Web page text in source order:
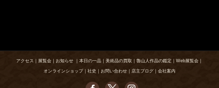
アクセス ｜ 展覧会 ｜ お知らせ ｜ 本日の一品 ｜ 美術品の買取 ｜ 魯山人作品の鑑定 ｜ Web展覧会 ｜
オンラインショップ｜ 社史 ｜ お問い合わせ ｜ 店主ブログ ｜ 会社案内